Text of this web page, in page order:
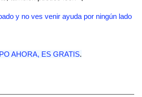
y no ves venir ayuda por ningún lado
AHORA, ES GRATIS.